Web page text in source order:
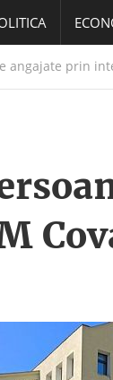
angajate prin